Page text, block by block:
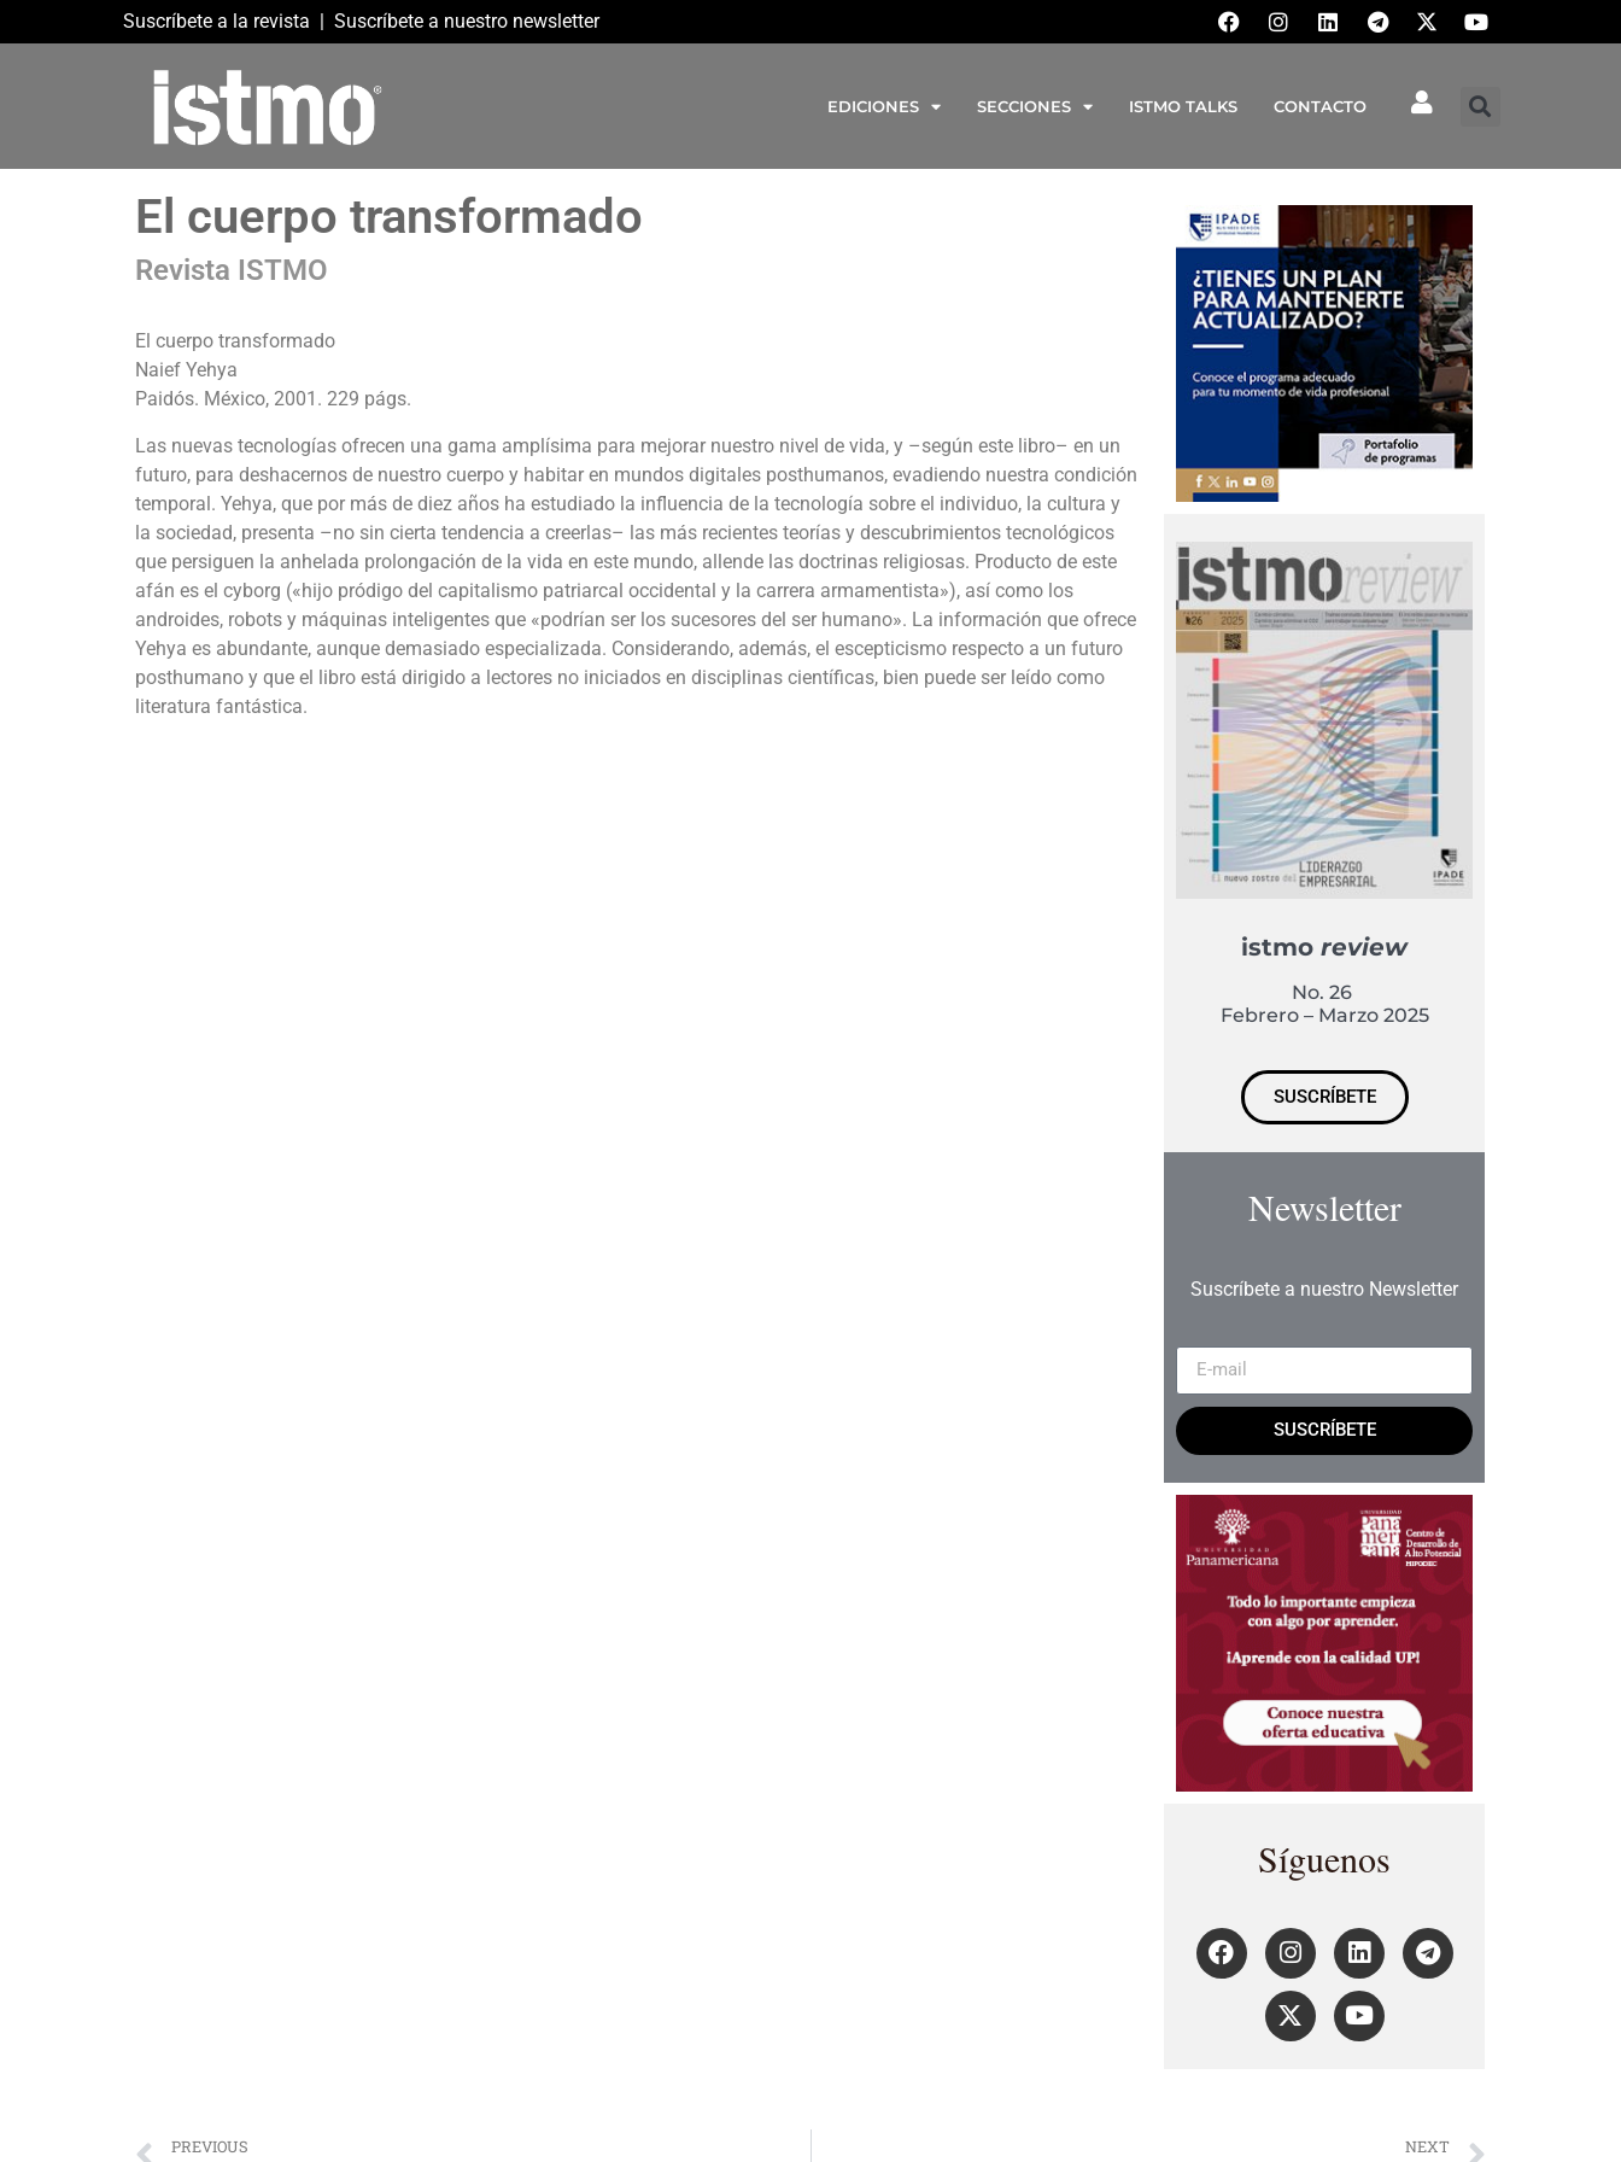
Suscríbete a la revista | Suscríbete a nuestro newsletter
EDICIONES SECCIONES ISTMO TALKS CONTACTO
El cuerpo transformado
Revista ISTMO
El cuerpo transformado
Naief Yehya
Paidós. México, 2001. 229 págs.
Las nuevas tecnologías ofrecen una gama amplísima para mejorar nuestro nivel de vida, y –según este libro– en un
futuro, para deshacernos de nuestro cuerpo y habitar en mundos digitales posthumanos, evadiendo nuestra condición
temporal. Yehya, que por más de diez años ha estudiado la influencia de la tecnología sobre el individuo, la cultura y
la sociedad, presenta –no sin cierta tendencia a creerlas– las más recientes teorías y descubrimientos tecnológicos
que persiguen la anhelada prolongación de la vida en este mundo, allende las doctrinas religiosas. Producto de este
afán es el cyborg («hijo pródigo del capitalismo patriarcal occidental y la carrera armamentista»), así como los
androides, robots y máquinas inteligentes que «podrían ser los sucesores del ser humano». La información que ofrece
Yehya es abundante, aunque demasiado especializada. Considerando, además, el escepticismo respecto a un futuro
posthumano y que el libro está dirigido a lectores no iniciados en disciplinas científicas, bien puede ser leído como
literatura fantástica.
istmoreview
No. 26
Febrero – Marzo 2025
SUSCRÍBETE
Newsletter
Suscríbete a nuestro Newsletter
SUSCRÍBETE
Síguenos
PREVIOUS NEXT